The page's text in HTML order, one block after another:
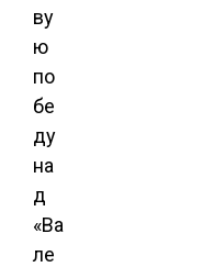
ву
ю
по
бе
ду
на
д
«Ва
ле